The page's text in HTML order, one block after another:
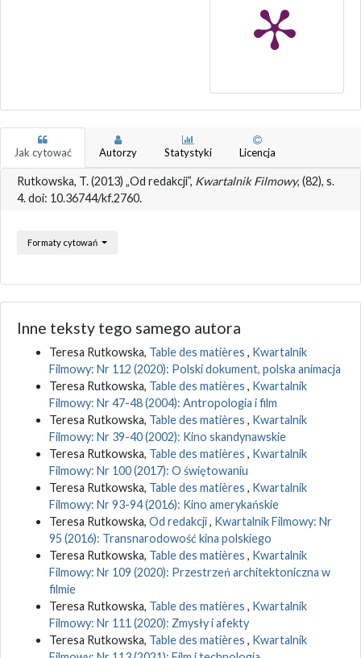
Jak cytować Autorzy Statystyki Licencja
Rutkowska, T. (2013) „Od redakcji”, Kwartalnik Filmowy, (82), s.
4. doi: 10.36744/kf.2760.
Formaty cytowań
Inne teksty tego samego autora
Teresa Rutkowska, Table des matières , Kwartalnik
Filmowy: Nr 112 (2020): Polski dokument, polska animacja
Teresa Rutkowska, Table des matières , Kwartalnik
Filmowy: Nr 47-48 (2004): Antropologia i film
Teresa Rutkowska, Table des matières , Kwartalnik
Filmowy: Nr 39-40 (2002): Kino skandynawskie
Teresa Rutkowska, Table des matières , Kwartalnik
Filmowy: Nr 100 (2017): O świętowaniu
Teresa Rutkowska, Table des matières , Kwartalnik
Filmowy: Nr 93-94 (2016): Kino amerykańskie
Teresa Rutkowska, Od redakcji, Kwartalnik Filmowy: Nr
95 (2016): Transnarodowość kina polskiego
Teresa Rutkowska, Table des matières , Kwartalnik
Filmowy: Nr 109 (2020): Przestrzeń architektoniczna w
filmie
Teresa Rutkowska, Table des matières , Kwartalnik
Filmowy: Nr 111 (2020): Zmysły i afekty
Teresa Rutkowska, Table des matières , Kwartalnik